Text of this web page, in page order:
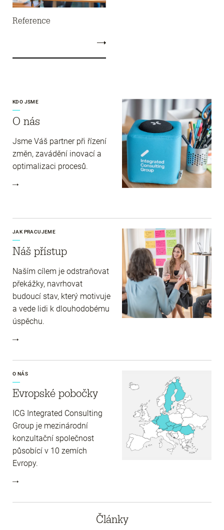
Reference
KDO JSME
O nás
Jsme Váš partner při řízení
změn, zavádění inovací a
optimalizaci procesů.
JAK PRACUJEME
Náš přístup
Naším cílem je odstraňovat
překážky, navrhovat
budoucí stav, který motivuje
a vede lidi k dlouhodobému
úspěchu.
O NÁS
Evropské pobočky
ICG Integrated Consulting
Group je mezinárodní
konzultační společnost
působící v 10 zemích
Evropy.
Články